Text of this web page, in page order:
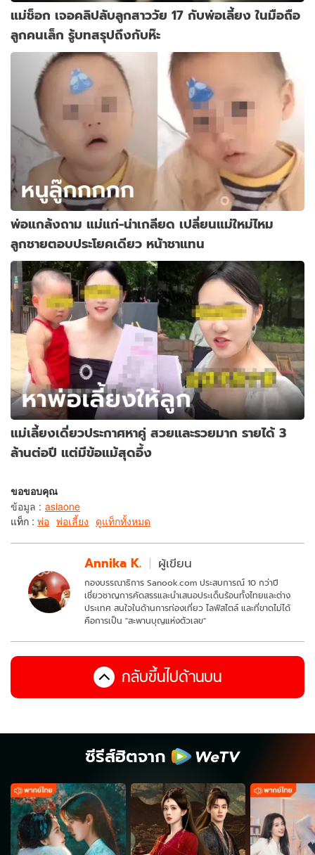
แม่ช็อก เจอคลิปลับลูกสาววัย 17 กับพ่อเลี้ยง ในมือถือ
ลูกคนเล็ก รู้บทสรุปถึงกับห๊ะ
พ่อแกล้งถาม แม่แก่-น่าเกลียด เปลี่ยนแม่ใหม่ไหม
ลูกชายตอบประโยคเดียว หน้าชาแทน
แม่เลี้ยงเดี่ยวประกาศหาคู่ สวยและรวยมาก รายได้ 3
ล้านต่อปี แต่มีข้อแม้สุดอึ้ง
ขอขอบคุณ
ข้อมูล : asiaone
แท็ก : พ่อ พ่อเลี้ยง ดูแท็กทั้งหมด
Annika K. ผู้เขียน
กองบรรณาธิการ Sanook.com ประสบการณ์ 10 กว่าปี
เชี่ยวชาญการคัดสรรและนำเสนอประเด็นร้อนทั้งไทยและต่าง
ประเทศ สนใจในด้านการท่องเที่ยว ไลฟ์สไตล์ และที่ขาดไม่ได้
คือการเป็น "สะพานบุญแห่งตัวเลข"
กลับขึ้นไปด้านบน
ซีรีส์ฮิตจาก